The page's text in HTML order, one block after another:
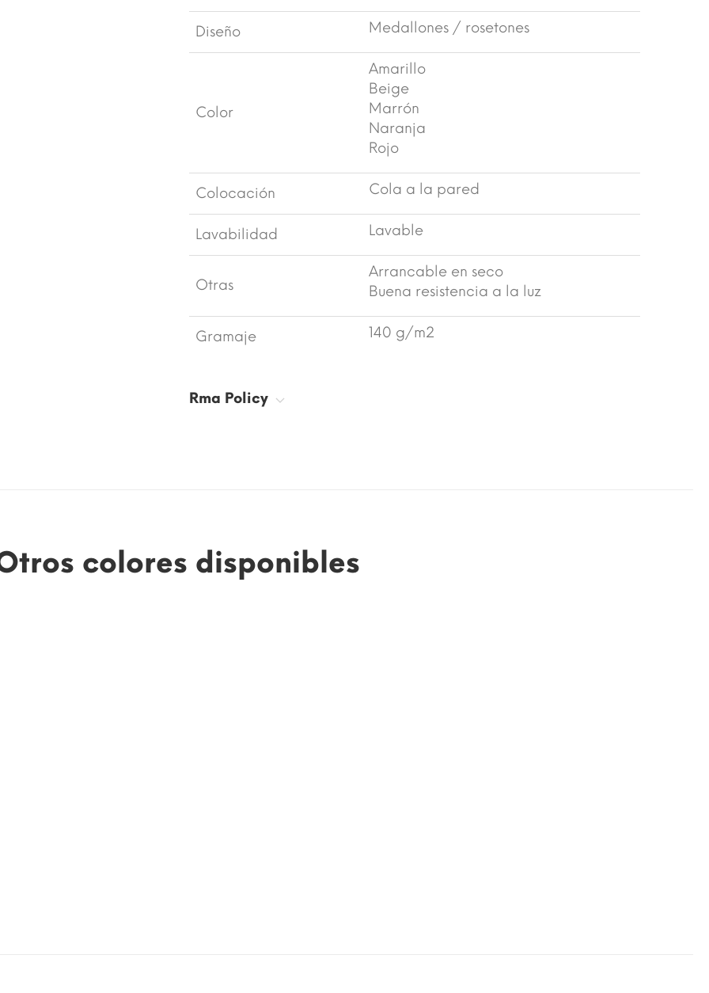
Diseño Medallones / rosetones
Color
Amarillo
Beige
Marrón
Naranja
Rojo
Colocación Cola a la pared
Lavabilidad Lavable
Otras
Arrancable en seco
Buena resistencia a la luz
Gramaje 140 g/m2
Rma Policy
colores disponibles